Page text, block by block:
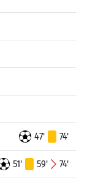
47' 74'
51' 59' 74'